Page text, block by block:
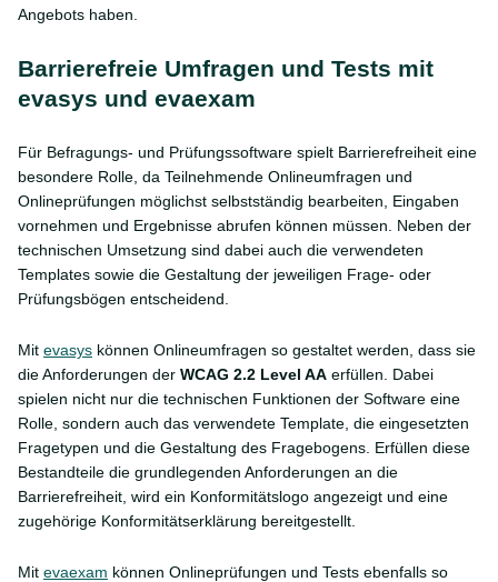
Angebots haben.
Barrierefreie Umfragen und Tests mit
evasys und evaexam
Für Befragungs- und Prüfungssoftware spielt Barrierefreiheit eine
besondere Rolle, da Teilnehmende Onlineumfragen und
Onlineprüfungen möglichst selbstständig bearbeiten, Eingaben
vornehmen und Ergebnisse abrufen können müssen. Neben der
technischen Umsetzung sind dabei auch die verwendeten
Templates sowie die Gestaltung der jeweiligen Frage- oder
Prüfungsbögen entscheidend.
Mit evasys können Onlineumfragen so gestaltet werden, dass sie
die Anforderungen der WCAG 2.2 Level AA erfüllen. Dabei
spielen nicht nur die technischen Funktionen der Software eine
Rolle, sondern auch das verwendete Template, die eingesetzten
Fragetypen und die Gestaltung des Fragebogens. Erfüllen diese
Bestandteile die grundlegenden Anforderungen an die
Barrierefreiheit, wird ein Konformitätslogo angezeigt und eine
zugehörige Konformitätserklärung bereitgestellt.
Mit evaexam können Onlineprüfungen und Tests ebenfalls so